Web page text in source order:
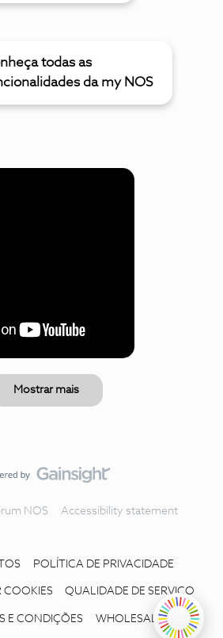
todas as
da my NOS
Mostrar mais
NOS Accessibility statement
POLÍTICA DE PRIVACIDADE
COOKIES QUALIDADE DE SERVIÇO
E CONDIÇÕES WHOLESALE